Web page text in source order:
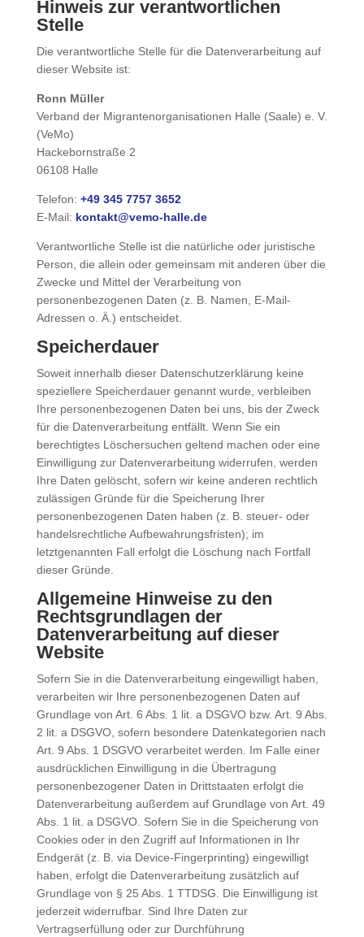
Hinweis zur verantwortlichen
Stelle
Die verantwortliche Stelle für die Datenverarbeitung auf
dieser Website ist:
Ronn Müller
Verband der Migrantenorganisationen Halle (Saale) e. V.
(VeMo)
Hackebornstraße 2
06108 Halle
Telefon: +49 345 7757 3652
E-Mail: kontakt@vemo-halle.de
Verantwortliche Stelle ist die natürliche oder juristische
Person, die allein oder gemeinsam mit anderen über die
Zwecke und Mittel der Verarbeitung von
personenbezogenen Daten (z. B. Namen, E-Mail-
Adressen o. Ä.) entscheidet.
Speicherdauer
Soweit innerhalb dieser Datenschutzerklärung keine
speziellere Speicherdauer genannt wurde, verbleiben
Ihre personenbezogenen Daten bei uns, bis der Zweck
für die Datenverarbeitung entfällt. Wenn Sie ein
berechtigtes Löschersuchen geltend machen oder eine
Einwilligung zur Datenverarbeitung widerrufen, werden
Ihre Daten gelöscht, sofern wir keine anderen rechtlich
zulässigen Gründe für die Speicherung Ihrer
personenbezogenen Daten haben (z. B. steuer- oder
handelsrechtliche Aufbewahrungsfristen); im
letztgenannten Fall erfolgt die Löschung nach Fortfall
dieser Gründe.
Allgemeine Hinweise zu den
Rechtsgrundlagen der
Datenverarbeitung auf dieser
Website
Sofern Sie in die Datenverarbeitung eingewilligt haben,
verarbeiten wir Ihre personenbezogenen Daten auf
Grundlage von Art. 6 Abs. 1 lit. a DSGVO bzw. Art. 9 Abs.
2 lit. a DSGVO, sofern besondere Datenkategorien nach
Art. 9 Abs. 1 DSGVO verarbeitet werden. Im Falle einer
ausdrücklichen Einwilligung in die Übertragung
personenbezogener Daten in Drittstaaten erfolgt die
Datenverarbeitung außerdem auf Grundlage von Art. 49
Abs. 1 lit. a DSGVO. Sofern Sie in die Speicherung von
Cookies oder in den Zugriff auf Informationen in Ihr
Endgerät (z. B. via Device-Fingerprinting) eingewilligt
haben, erfolgt die Datenverarbeitung zusätzlich auf
Grundlage von § 25 Abs. 1 TTDSG. Die Einwilligung ist
jederzeit widerrufbar. Sind Ihre Daten zur
Vertragserfüllung oder zur Durchführung